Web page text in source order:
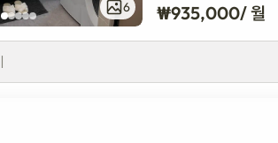
6 ₩935,000/ 월